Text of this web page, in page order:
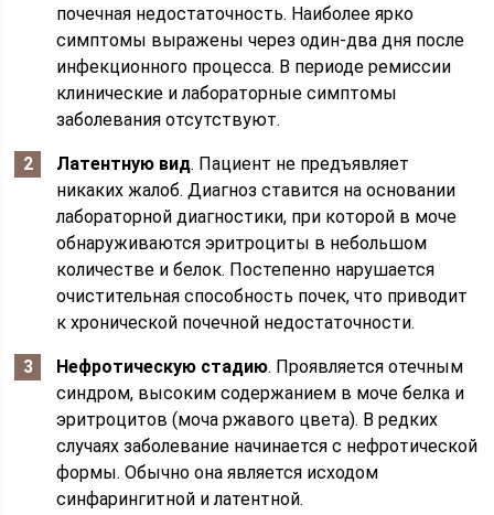
почечная недостаточность. Наиболее ярко
симптомы выражены через один-два дня после
инфекционного процесса. В периоде ремиссии
клинические и лабораторные симптомы
заболевания отсутствуют.
Латентную вид. Пациент не предъявляет
никаких жалоб. Диагноз ставится на основании
лабораторной диагностики, при которой в моче
обнаруживаются эритроциты в небольшом
количестве и белок. Постепенно нарушается
очистительная способность почек, что приводит
к хронической почечной недостаточности.
Нефротическую стадию. Проявляется отечным
синдром, высоким содержанием в моче белка и
эритроцитов (моча ржавого цвета). В редких
случаях заболевание начинается с нефротической
формы. Обычно она является исходом
синфарингитной и латентной.